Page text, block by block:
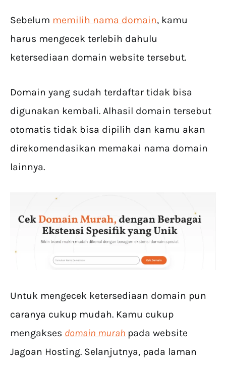
Sebelum memilih nama domain, kamu
harus mengecek terlebih dahulu
ketersediaan domain website tersebut.
Domain yang sudah terdaftar tidak bisa
digunakan kembali. Alhasil domain tersebut
otomatis tidak bisa dipilih dan kamu akan
direkomendasikan memakai nama domain
lainnya.
Untuk mengecek ketersediaan domain pun
caranya cukup mudah. Kamu cukup
mengakses domain murah pada website
Jagoan Hosting. Selanjutnya, pada laman